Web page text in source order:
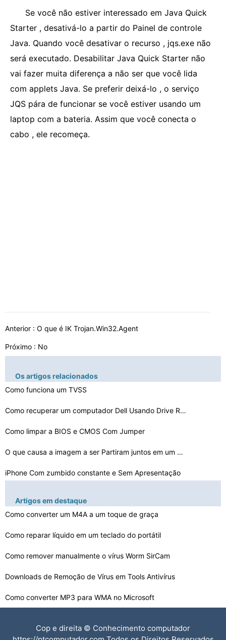
Se você não estiver interessado em Java Quick
Starter , desativá-lo a partir do Painel de controle
Java. Quando você desativar o recurso , jqs.exe não
será executado. Desabilitar Java Quick Starter não
vai fazer muita diferença a não ser que você lida
com applets Java. Se preferir deixá-lo , o serviço
JQS pára de funcionar se você estiver usando um
laptop com a bateria. Assim que você conecta o
cabo , ele recomeça.
Anterior : O que é IK Trojan.Win32.Agent
Próximo : No
Os artigos relacionados
Como funciona um TVSS
Como recuperar um computador Dell Usando Drive Recovery…
Como limpar a BIOS e CMOS Com Jumper
O que causa a imagem a ser Partiram juntos em um monito…
iPhone Com zumbido constante e Sem Apresentação
Como é que o Windows está no meu Balde de Lixo
Meu GIMP não está exportando EMF corretamente
Meu 4G EVO não funcionar depois Root
Artigos em destaque
Como converter um M4A a um toque de graça
Como reparar líquido em um teclado do portátil
Como remover manualmente o vírus Worm SirCam
Downloads de Remoção de Vírus em Tools Antivírus
Como converter MP3 para WMA no Microsoft
Cop e direita © Conhecimento computador